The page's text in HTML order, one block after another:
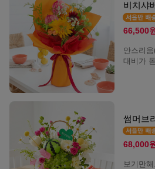
비치샤
66,500원
안스리
대비가
썸머브
68,000원
보기만